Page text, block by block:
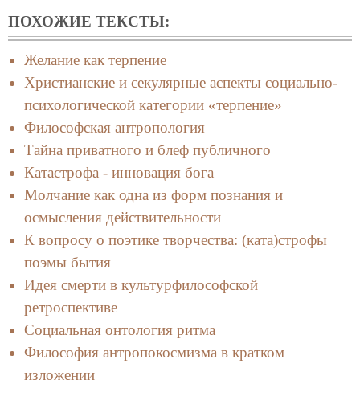
ПОХОЖИЕ ТЕКСТЫ:
Желание как терпение
Христианские и секулярные аспекты социально-
психологической категории «терпение»
Философская антропология
Тайна приватного и блеф публичного
Катастрофа - инновация бога
Молчание как одна из форм познания и
осмысления действительности
К вопросу о поэтике творчества: (ката)строфы
поэмы бытия
Идея смерти в культурфилософской
ретроспективе
Социальная онтология ритма
Философия антропокосмизма в кратком
изложении